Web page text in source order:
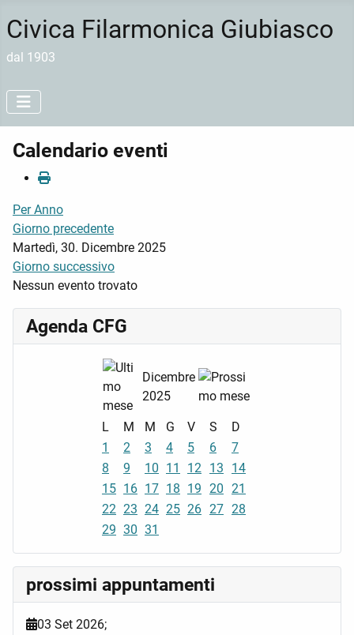
Civica Filarmonica Giubiasco
dal 1903
Calendario eventi
Per Anno
Giorno precedente
Martedì, 30. Dicembre 2025
Giorno successivo
Nessun evento trovato
Agenda CFG
Dicembre
2025
L M M G V S
D
1
2 3 4 5 6
7
8
9 10 11 12 13
14
15 16 17 18 19 20 21
22 23 24 25 26 27 28
29 30 31
prossimi appuntamenti
03 Set 2026;